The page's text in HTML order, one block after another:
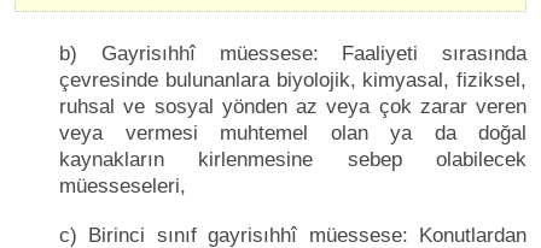
b) Gayrisıhhî müessese: Faaliyeti sırasında
çevresinde bulunanlara biyolojik, kimyasal, fiziksel,
ruhsal ve sosyal yönden az veya çok zarar veren
veya vermesi muhtemel olan ya da doğal
kaynakların kirlenmesine sebep olabilecek
müesseseleri,
c) Birinci sınıf gayrisıhhî müessese: Konutlardan